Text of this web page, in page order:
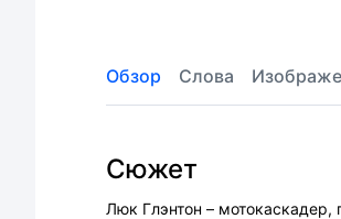
Обзор Слова
Сюжет
Люк Глэнтон –